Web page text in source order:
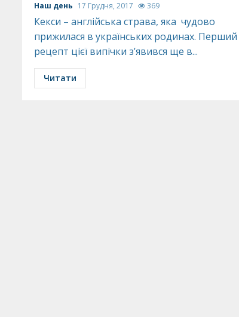
Наш день 17 Грудня, 2017 369
Кекси – англійська страва, яка чудово
прижилася в українських родинах. Перший
рецепт цієї випічки з’явився ще в...
Читати